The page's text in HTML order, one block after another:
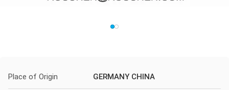
Place of Origin GERMANY CHINA